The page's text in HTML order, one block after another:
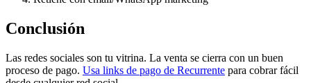
Conclusión
Las redes sociales son tu vitrina. La venta se cierra con un buen
proceso de pago. Usa links de pago de Recurrente para cobrar fácil